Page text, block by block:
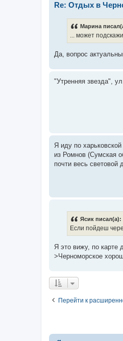
Re: Отдых в
Марина
... может
Да, вопрос
"Утренняя звезда",
Я иду по
из Ромнов (Сумская
почти весь световой
Ясик писал(а):
Если пойдеш
Я это вижу, по карте
>Черноморское
Перейти к